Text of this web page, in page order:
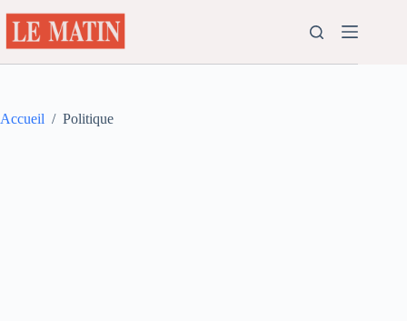
au
contenu
Accueil / Politique